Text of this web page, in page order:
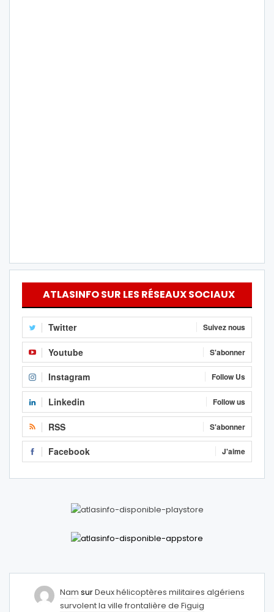
ATLASINFO SUR LES RÉSEAUX SOCIAUX
Twitter Suivez nous
Youtube S'abonner
Instagram Follow Us
Linkedin Follow us
RSS S'abonner
Facebook J'aime
Nam surDeux hélicoptères militaires algériens
survolent la ville frontalière de Figuig